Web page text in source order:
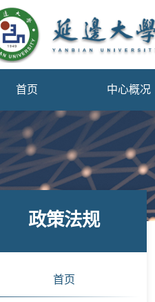
首页 中心概况
政策法规
首页